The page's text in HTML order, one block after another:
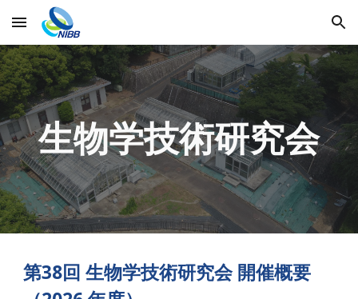
Skip to main content Skip to navigation
生物学技術研究会
第38回 生物学技術研究会 開催概要